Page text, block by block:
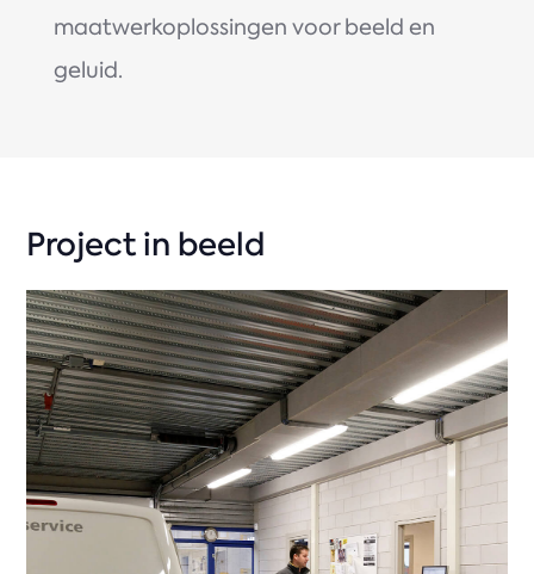
maatwerkoplossingen voor beeld en
geluid.
Project in beeld